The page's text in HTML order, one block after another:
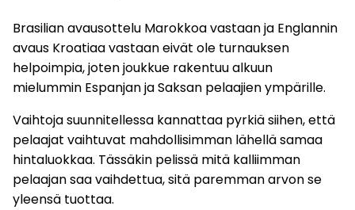
Brasilian avausottelu Marokkoa vastaan ja Englannin
avaus Kroatiaa vastaan eivät ole turnauksen
helpoimpia, joten joukkue rakentuu alkuun
mielummin Espanjan ja Saksan pelaajien ympärille.
Vaihtoja suunnitellessa kannattaa pyrkiä siihen, että
pelaajat vaihtuvat mahdollisimman lähellä samaa
hintaluokkaa. Tässäkin pelissä mitä kalliimman
pelaajan saa vaihdettua, sitä paremman arvon se
yleensä tuottaa.